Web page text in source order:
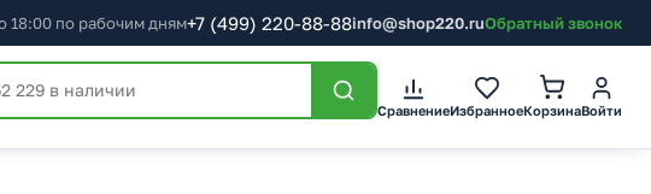
18:00 по рабочим дням+7 (499) 220-88-88info@shop220.ruОбратный звонок
СравнениеИзбранноеКорзинаВойти